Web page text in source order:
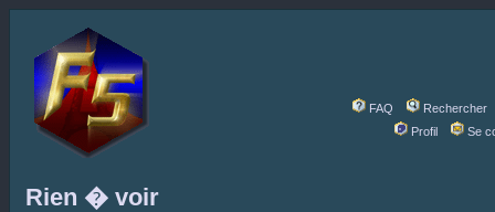
FAQ
Rechercher
Profil
Se
Rien � voir